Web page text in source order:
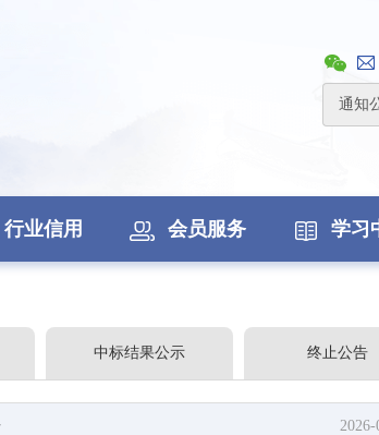
行业信用 会员服务 学习
中标结果公示 终止公告
2026-